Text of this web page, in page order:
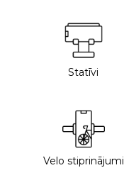
Statīvi
Velo stiprinājumi